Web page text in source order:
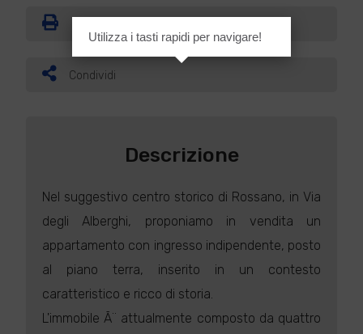
Condividi
Descrizione
Nel suggestivo centro storico di Rossano, in Via
degli Alberghi, proponiamo in vendita un
appartamento con ingresso indipendente, posto
al piano terra, inserito in un contesto
caratteristico e ricco di storia.
L'immobile Ã¨ attualmente composto da quattro
Utilizza i tasti rapidi per navigare!